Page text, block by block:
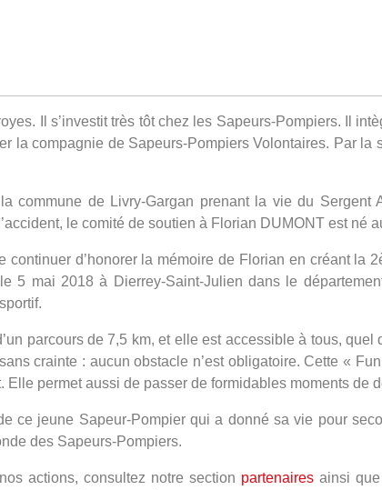
Il s’investit très tôt chez les Sapeurs-Pompiers. Il
la compagnie de Sapeurs-Pompiers Volontaires. Par
commune de Livry-Gargan prenant la vie du
le comité de soutien à Florian DUMONT est né
continuer d’honorer la mémoire de Florian en créant la
5 mai 2018 à Dierrey-Saint-Julien dans le
parcours de 7,5 km, et elle est accessible à tous,
crainte : aucun obstacle n’est obligatoire. Cette «
Elle permet aussi de passer de formidables moments de
ce jeune Sapeur-Pompier qui a donné sa vie pour
des Sapeurs-Pompiers.
actions, consultez notre section partenaires ainsi